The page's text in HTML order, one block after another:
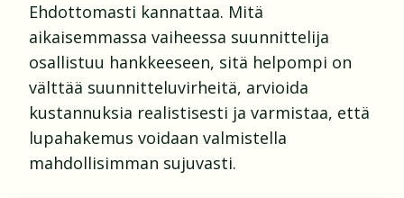
Ehdottomasti kannattaa. Mitä
aikaisemmassa vaiheessa suunnittelija
osallistuu hankkeeseen, sitä helpompi on
välttää suunnitteluvirheitä, arvioida
kustannuksia realistisesti ja varmistaa, että
lupahakemus voidaan valmistella
mahdollisimman sujuvasti.